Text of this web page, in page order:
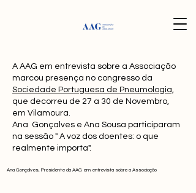
A AAG em entrevista sobre a Associação
marcou presença no congresso da
Sociedade Portuguesa de Pneumologia,
que decorreu de 27 a 30 de Novembro,
em Vilamoura.
Ana Gonçalves e Ana Sousa participaram
na sessão " A voz dos doentes: o que
realmente importa".
Ana Gonçalves, Presidente da AAG em entrevista sobre a Associação